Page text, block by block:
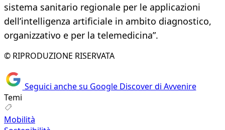
sistema sanitario regionale per le applicazioni
dell’intelligenza artificiale in ambito diagnostico,
organizzativo e per la telemedicina”.
© RIPRODUZIONE RISERVATA
Seguici anche su Google Discover di Avvenire
Temi
Mobilità